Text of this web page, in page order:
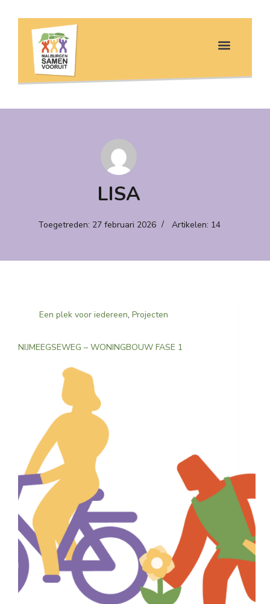
LISA
Toegetreden: 27 februari 2026 Artikelen: 14
Een plek voor iedereen, Projecten
NIJMEEGSEWEG – WONINGBOUW FASE 1